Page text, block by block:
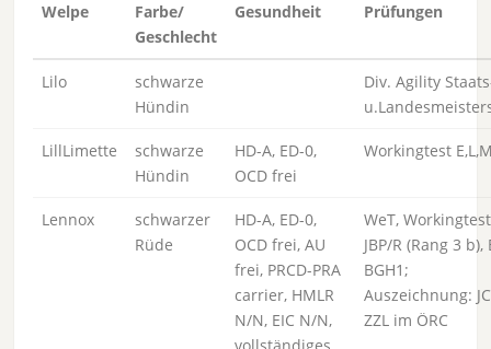
Welpe
Farbe/
Geschlecht
Gesundheit Prüfungen
Lilo
schwarze
Hündin
Div. Agility
LillLimette
schwarze
Hündin
HD-A, ED-0,
OCD frei
Workingtest
Lennox
schwarzer
Rüde
HD-A, ED-0,
OCD frei, AU
frei, PRCD-PRA
carrier, HMLR
N/N, EIC N/N,
WeT,
JBP/R (Rang 3 b),
BGH1;
Auszeichnung: JC
ZZL im ÖRC